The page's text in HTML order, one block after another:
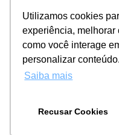
Utilizamos cookies
experiência,
como você interage
personalizar
Saiba mais
Recusar Cookies